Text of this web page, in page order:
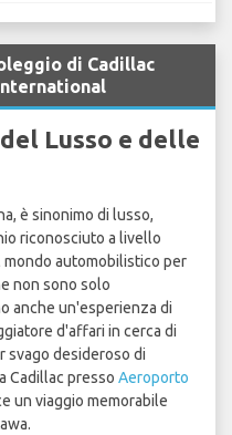
di Cadillac
Lusso e delle
è sinonimo di lusso,
riconosciuto a livello
automobilistico per
non sono solo
anche un'esperienza di
d'affari in cerca di
svago desideroso di
Cadillac presso Aeroporto
un viaggio memorabile